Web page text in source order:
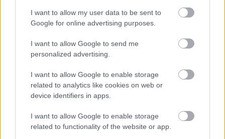
I want to allow my user data to be sent to
Google for online advertising purposes.
I want to allow Google to send me
personalized advertising.
I want to allow Google to enable storage
related to analytics like cookies on web or
device identifiers in apps.
I want to allow Google to enable storage
related to functionality of the website or app.
AZ EMBERSÉG ÜNNEPE